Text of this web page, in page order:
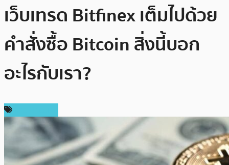
เว็บเทรด Bitfinex เต็มไปด้วย
คำสั่งซื้อ Bitcoin สิ่งนี้บอก
อะไรกับเรา?